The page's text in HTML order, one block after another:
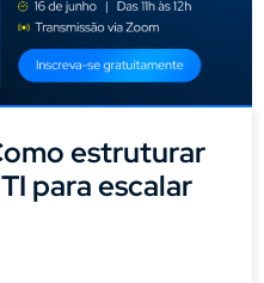
estruturar
para escalar